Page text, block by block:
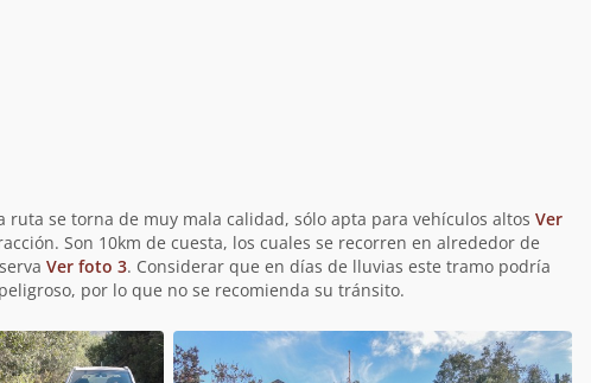
ruta se torna de muy mala calidad, sólo apta para vehículos altos Ver
Son 10km de cuesta, los cuales se recorren en alrededor de
Ver foto 3. Considerar que en días de lluvias este tramo podría
por lo que no se recomienda su tránsito.